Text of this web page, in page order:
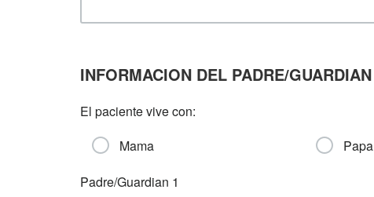
INFORMACION DEL PADRE/GUARDIAN
El paciente vive con:
Mama
Papa
Padre/Guardian 1